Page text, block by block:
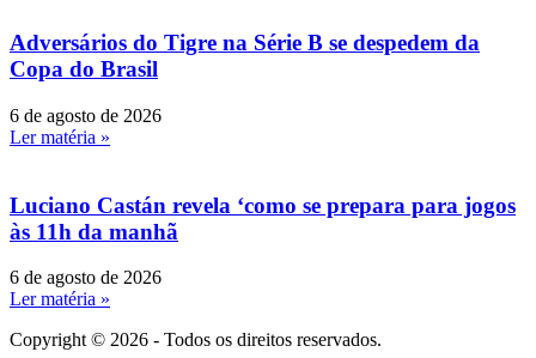
Adversários do Tigre na Série B se despedem da
Copa do Brasil
6 de agosto de 2026
Ler matéria »
Luciano Castán revela ‘como se prepara para jogos
às 11h da manhã
6 de agosto de 2026
Ler matéria »
Copyright © 2026 - Todos os direitos reservados.